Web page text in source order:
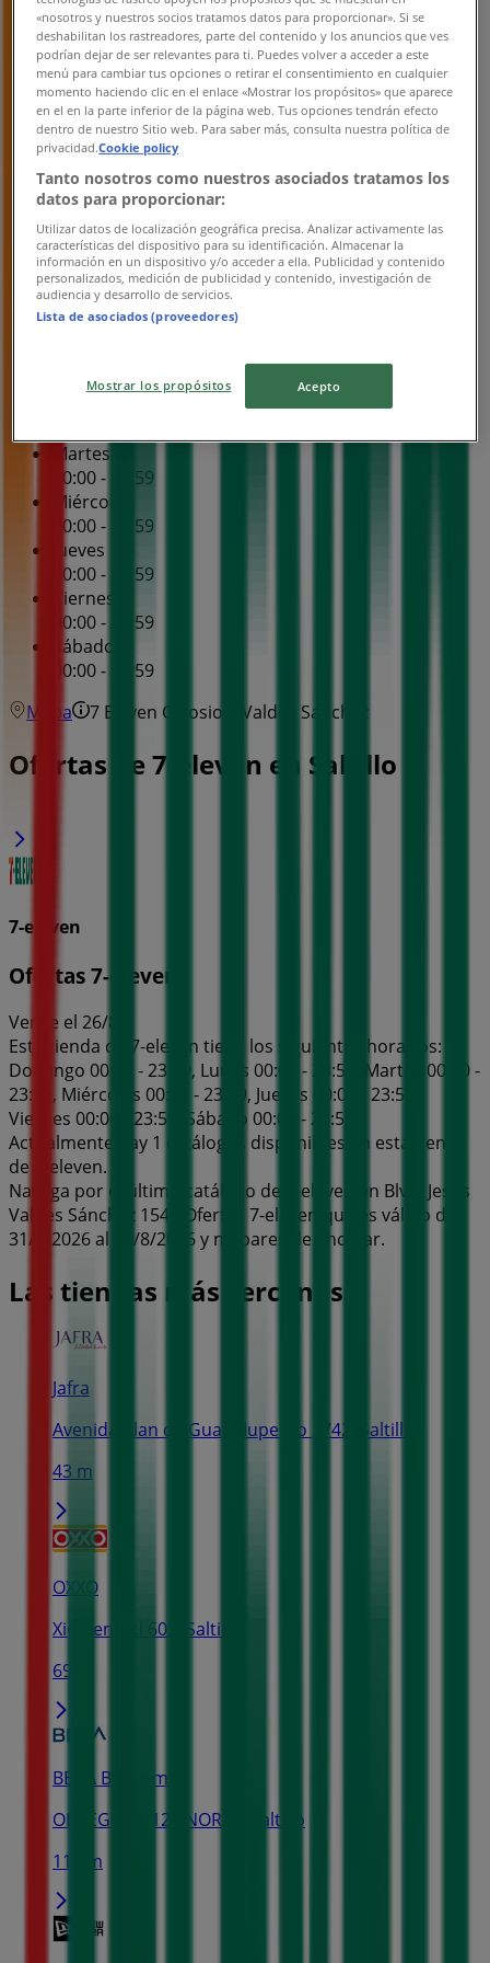
Miércoles
00:00 - 23:59
Jueves
00:00 - 23:59
Viernes
00:00 - 23:59
Sábado
00:00 - 23:59
Mapa
7 Eleven Colosio Y Valdes Sanchez
AbiertoHasta las 23:59
00:00 - 23:59
Martes
00:00 - 23:59
Miércoles
00:00 - 23:59
Jueves
00:00 - 23:59
Viernes
00:00 - 23:59
Sábado
00:00 - 23:59
Mapa
7 Eleven Colosio Y Valdes Sanchez
Ofertas de 7-eleven en Saltillo
7-eleven
Ofertas 7-eleven
Vence el 26/8
Esta tienda de 7-eleven tiene los siguientes horarios:
Domingo 00:00 - 23:59, Lunes 00:00 - 23:59, Martes 00:00 -
23:59, Miércoles 00:00 - 23:59, Jueves 00:00 - 23:59,
Viernes 00:00 - 23:59, Sábado 00:00 - 23:59
Actualmente hay 1 catálogos disponibles en esta tienda
de 7-eleven.
Navega por el último catálogo de 7-eleven en Blvd. Jesús
Valdes Sánchez 1541 Ofertas 7-eleven que es válido del
31/7/2026 al 26/8/2026 y no pares de ahorrar.
Las tiendas más cercanas
Jafra
Avenida Plan de Guadalupe No 2742, Saltillo
43 m
OXXO
Xicotencatl 602, Saltillo
69 m
BBVA Bancomer
OBREGON 1120 NORTE, Saltillo
115 m
«nosotros y nuestros socios tratamos datos para proporcionar». Si se
deshabilitan los rastreadores, parte del contenido y los anuncios que ves
podrían dejar de ser relevantes para ti. Puedes volver a acceder a este
menú para cambiar tus opciones o retirar el consentimiento en cualquier
momento haciendo clic en el enlace «Mostrar los propósitos» que aparece
en el en la parte inferior de la página web. Tus opciones tendrán efecto
dentro de nuestro Sitio web. Para saber más, consulta nuestra política de
privacidad.Cookie policy
Tanto nosotros como nuestros asociados tratamos los
datos para proporcionar:
Utilizar datos de localización geográfica precisa. Analizar activamente las
características del dispositivo para su identificación. Almacenar la
información en un dispositivo y/o acceder a ella. Publicidad y contenido
personalizados, medición de publicidad y contenido, investigación de
audiencia y desarrollo de servicios.
Lista de asociados (proveedores)
Mostrar los propósitos Acepto